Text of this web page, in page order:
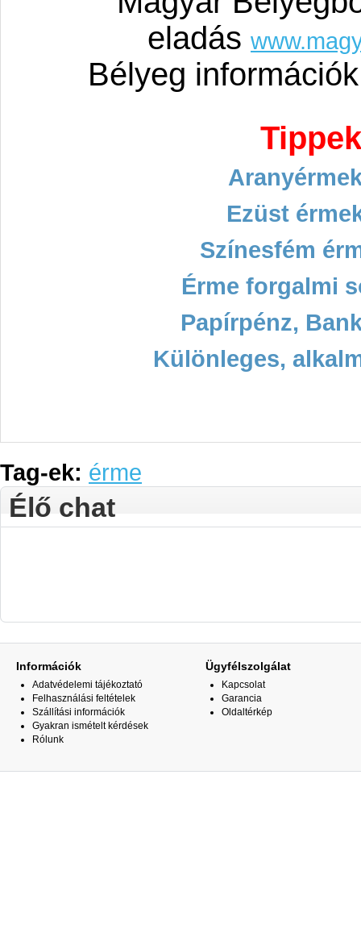
eladás
Bélyeg
Ezüst
Színesfém
Érme forgalmi
Papírpénz,
Különleges,
Tag-ek: érme
Élő chat
Információk
Adatvédelemi tájékoztató
Felhasználási feltételek
Szállítási információk
Gyakran ismételt kérdések
Rólunk
Ügyfélszolgálat
Kapcsolat
Garancia
Oldaltérkép